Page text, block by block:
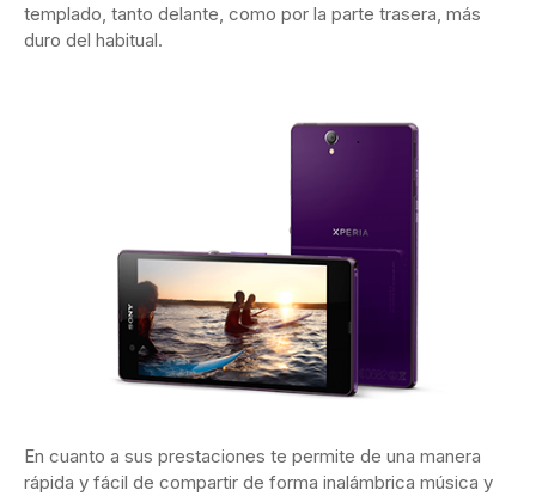
templado, tanto delante, como por la parte trasera, más
duro del habitual.
En cuanto a sus prestaciones te permite de una manera
rápida y fácil de compartir de forma inalámbrica música y